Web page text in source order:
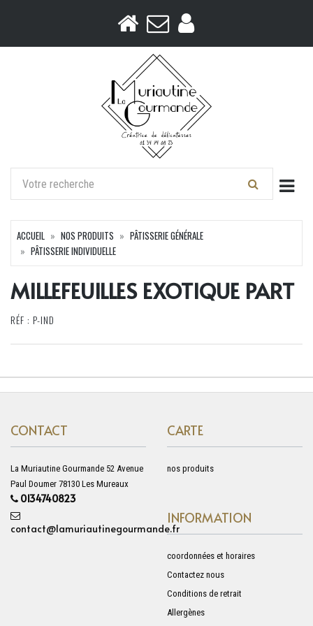
ACCUEIL NOS PRODUITS
PÂTISSERIE GÉNÉRALE
PÂTISSERIE INDIVIDUELLE
MILLEFEUILLES EXOTIQUE PART
RÉF : P-IND
CONTACT
La Muriautine Gourmande 52 Avenue
Paul Doumer 78130 Les Mureaux
0134740823
contact@lamuriautinegourmande.fr
CARTE
nos produits
INFORMATION
coordonnées et horaires
Contactez nous
Conditions de retrait
Allergènes